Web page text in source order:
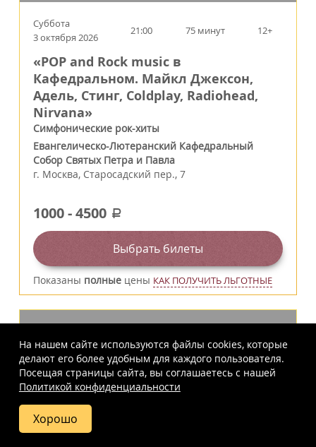
Суббота
3 октября 2026
21:00 75 минут 12+
«POP and Rock music в
Кафедральном. Майкл Джексон,
Адель, Стинг, Coldplay, Radiohead,
Nirvana»
Симфонические рок-хиты
Евангелическо-Лютеранский Кафедральный
Собор Святых Петра и Павла
г. Москва, Старосадский пер., 7
1000-4500 a
Выбрать билеты
Показаны полные цены КАК ПОЛУЧИТЬ ЛЬГОТНЫЕ
Купить
билет
На нашем сайте используются файлы cookies, которые
делают его более удобным для каждого пользователя.
Посещая страницы сайта, вы соглашаетесь c нашей
Политикой конфиденциальности
Хорошо